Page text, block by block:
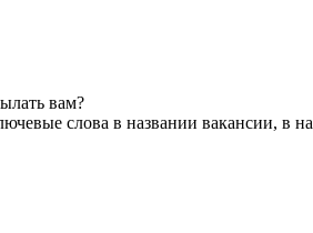
вам?
слова в названии вакансии, в